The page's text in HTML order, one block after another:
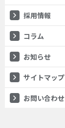
採用情報
コラム
お知らせ
サイトマップ
お問い合わせ